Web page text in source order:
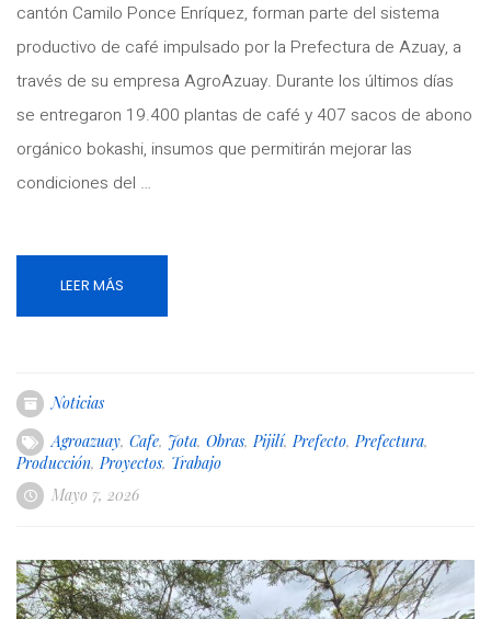
cantón Camilo Ponce Enríquez, forman parte del sistema
productivo de café impulsado por la Prefectura de Azuay, a
través de su empresa AgroAzuay. Durante los últimos días
se entregaron 19.400 plantas de café y 407 sacos de abono
orgánico bokashi, insumos que permitirán mejorar las
condiciones del …
LEER MÁS
Noticias
Agroazuay, Cafe, Jota, Obras,Pijilí,Prefecto,Prefectura,
Producción,Proyectos, Trabajo
Mayo 7, 2026